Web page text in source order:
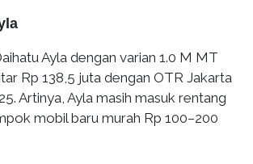
Ayla dengan varian 1.0 M MT
Rp 138,5 juta dengan OTR Jakarta
Artinya, Ayla masih masuk rentang
mobil baru murah Rp 100–200